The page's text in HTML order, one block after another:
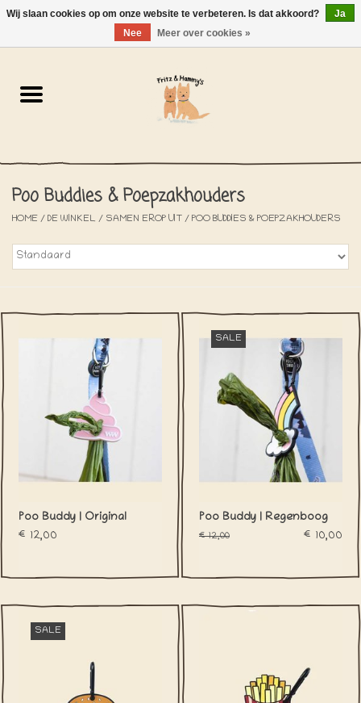
NL-EN 0 Artikelen - €0,00
De Winkel
SOLDEN
Het Strandhuisje
Poo Buddies & Poepzakhouders
HOME / DE WINKEL / SAMEN EROP UIT / POO BUDDIES & POEPZAKHOUDERS
Poo Buddy | Original
€12,00
SALE
Poo Buddy | Regenboog
€12,00 €10,00
SALE
Wij slaan cookies op om onze website te verbeteren. Is dat akkoord?
Ja
Nee
Meer over cookies »